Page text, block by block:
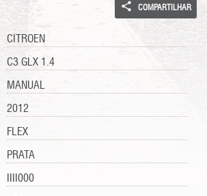
COMPARTILHAR
CITROEN
C3 GLX 1.4
MANUAL
2012
FLEX
PRATA
IIII000